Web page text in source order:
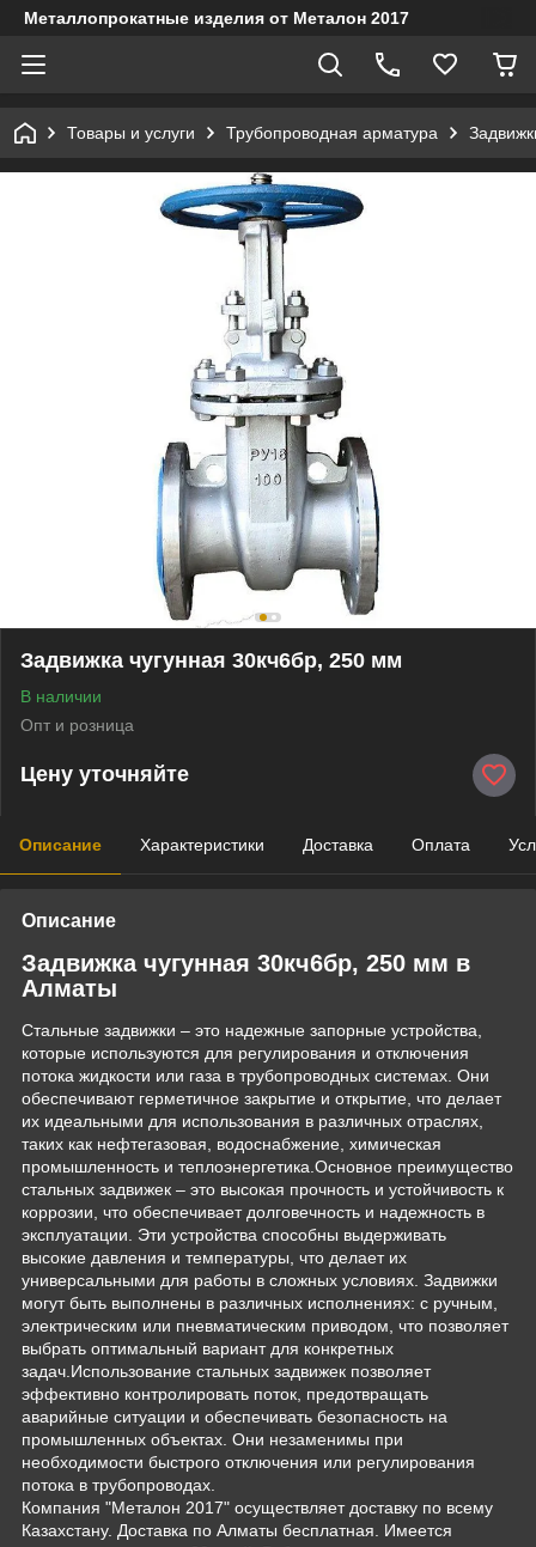
Металлопрокатные изделия от Металон 2017
Товары и услуги Трубопроводная арматура
Задвижка чугунная 30кч6бр, 250 мм
В наличии
Опт и розница
Цену уточняйте
Описание Характеристики Доставка Оплата
Описание
Задвижка чугунная 30кч6бр, 250 мм в
Алматы
Стальные задвижки – это надежные запорные устройства,
которые используются для регулирования и отключения
потока жидкости или газа в трубопроводных системах. Они
обеспечивают герметичное закрытие и открытие, что делает
их идеальными для использования в различных отраслях,
таких как нефтегазовая, водоснабжение, химическая
промышленность и теплоэнергетика.Основное преимущество
стальных задвижек – это высокая прочность и устойчивость к
коррозии, что обеспечивает долговечность и надежность в
эксплуатации. Эти устройства способны выдерживать
высокие давления и температуры, что делает их
универсальными для работы в сложных условиях. Задвижки
могут быть выполнены в различных исполнениях: с ручным,
электрическим или пневматическим приводом, что позволяет
выбрать оптимальный вариант для конкретных
задач.Использование стальных задвижек позволяет
эффективно контролировать поток, предотвращать
аварийные ситуации и обеспечивать безопасность на
промышленных объектах. Они незаменимы при
необходимости быстрого отключения или регулирования
потока в трубопроводах.
Компания "Металон 2017" осуществляет доставку по всему
Казахстану. Доставка по Алматы бесплатная. Имеется